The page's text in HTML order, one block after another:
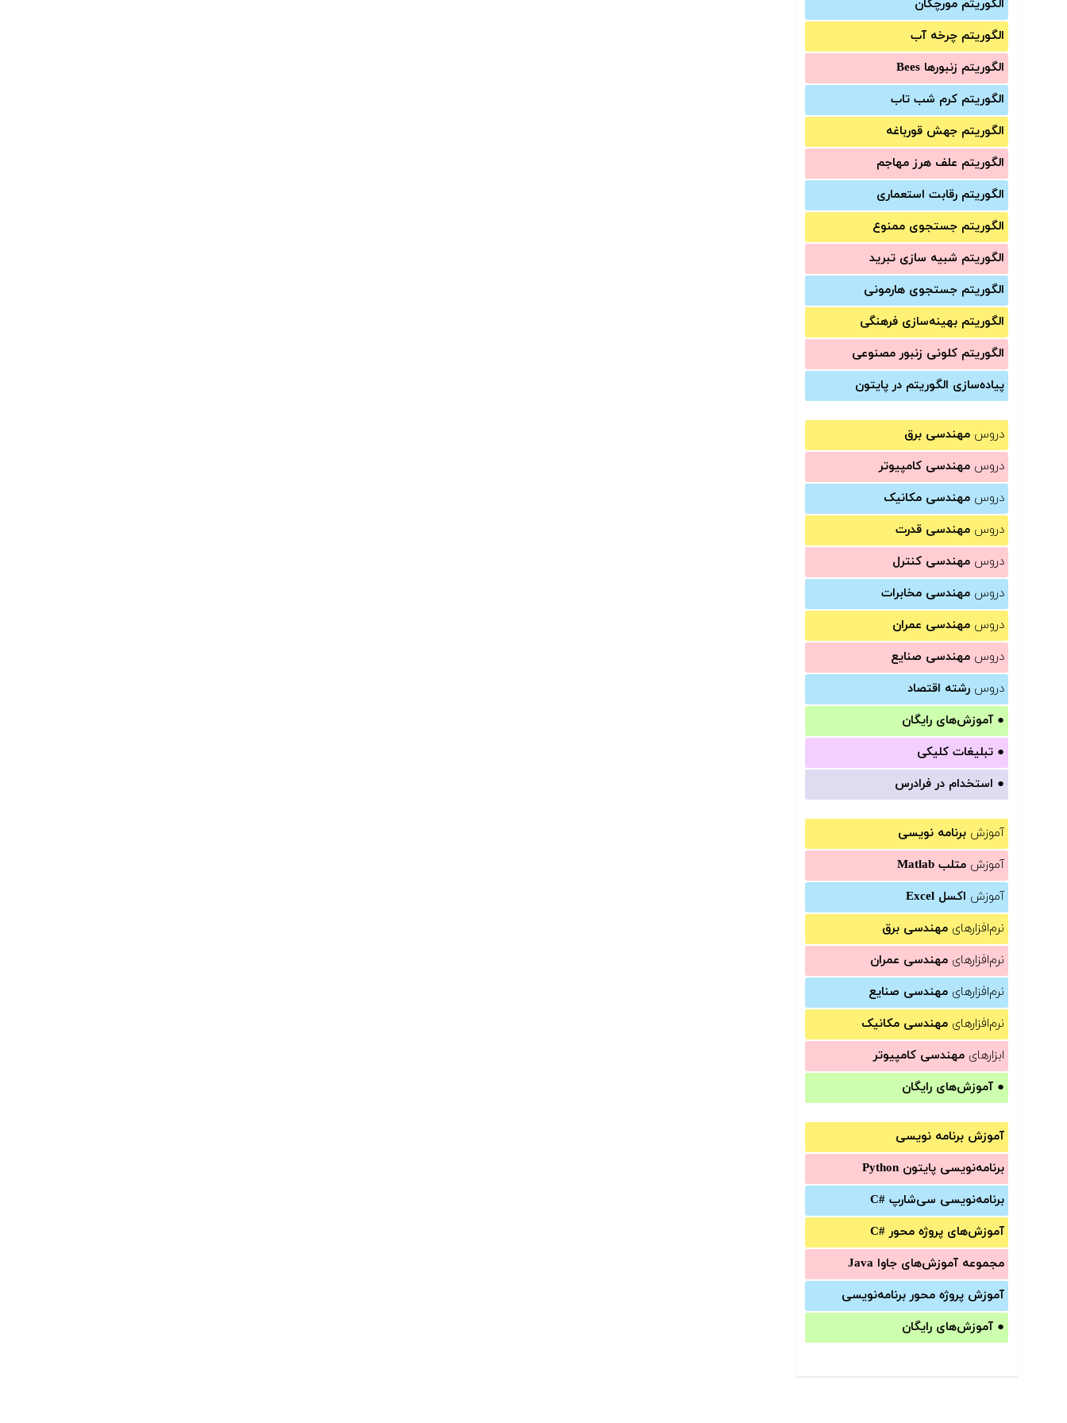
الگوریتم مورچگان
الگوریتم چرخه آب
الگوریتم زنبورها Bees
الگوریتم کرم شب تاب
الگوریتم جهش قورباغه
الگوریتم علف هرز مهاجم
الگوریتم رقابت استعماری
الگوریتم جستجوی ممنوع
الگوریتم شبیه سازی تبرید
الگوریتم جستجوی هارمونی
الگوریتم بهینه‌سازی فرهنگی
الگوریتم کلونی زنبور مصنوعی
پیاده‌سازی الگوریتم در پایتون
دروس مهندسی برق
دروس مهندسی کامپیوتر
دروس مهندسی مکانیک
دروس مهندسی قدرت
دروس مهندسی کنترل
دروس مهندسی مخابرات
دروس مهندسی عمران
دروس مهندسی صنایع
دروس رشته اقتصاد
● آموزش‌های رایگان
● تبلیغات کلیکی
● استخدام در فرادرس
آموزش برنامه نویسی
آموزش متلب Matlab
آموزش اکسل Excel
نرم‌افزارهای مهندسی برق
نرم‌افزارهای مهندسی عمران
نرم‌افزارهای مهندسی صنایع
نرم‌افزارهای مهندسی مکانیک
ابزارهای مهندسی کامپیوتر
● آموزش‌های رایگان
آموزش برنامه نویسی
برنامه‌نویسی پایتون Python
برنامه‌‌نویسی سی‌شارپ C#‎
آموزش‌های پروژه محور #C
مجموعه آموزش‌های جاوا Java
آموزش‌ پروژه محور برنامه‌نویسی
● آموزش‌های رایگان